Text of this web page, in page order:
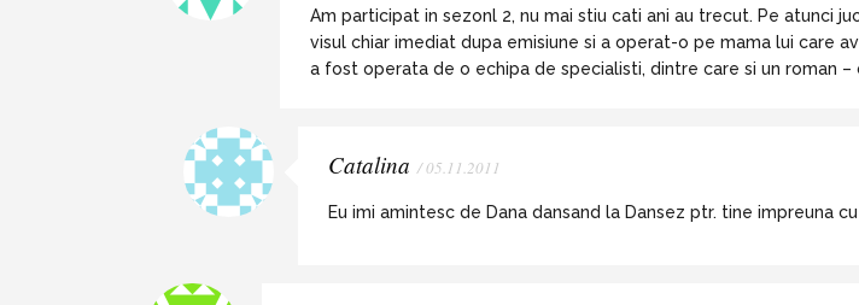
Am participat in sezonl 2, nu mai stiu cati ani au trecut. Pe atunci
visul chiar imediat dupa emisiune si a operat-o pe mama lui care
a fost operata de o echipa de specialisti, dintre care si un roman
Catalina / 05.11.2011
Eu imi amintesc de Dana dansand la Dansez ptr. tine impreuna